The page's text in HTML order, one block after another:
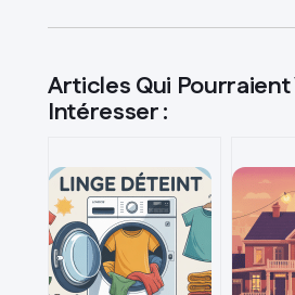
Articles Qui Pourraient
Intéresser :